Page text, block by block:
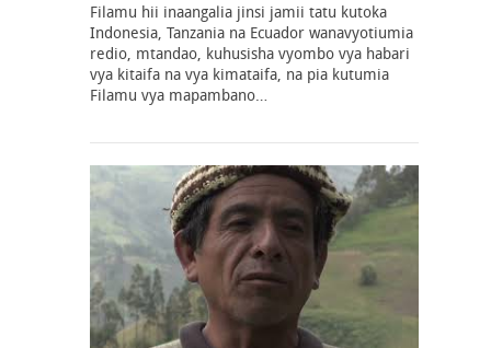
Filamu hii inaangalia jinsi jamii tatu kutoka
Indonesia, Tanzania na Ecuador wanavyotiumia
redio, mtandao, kuhusisha vyombo vya habari
vya kitaifa na vya kimataifa, na pia kutumia
Filamu vya mapambano…